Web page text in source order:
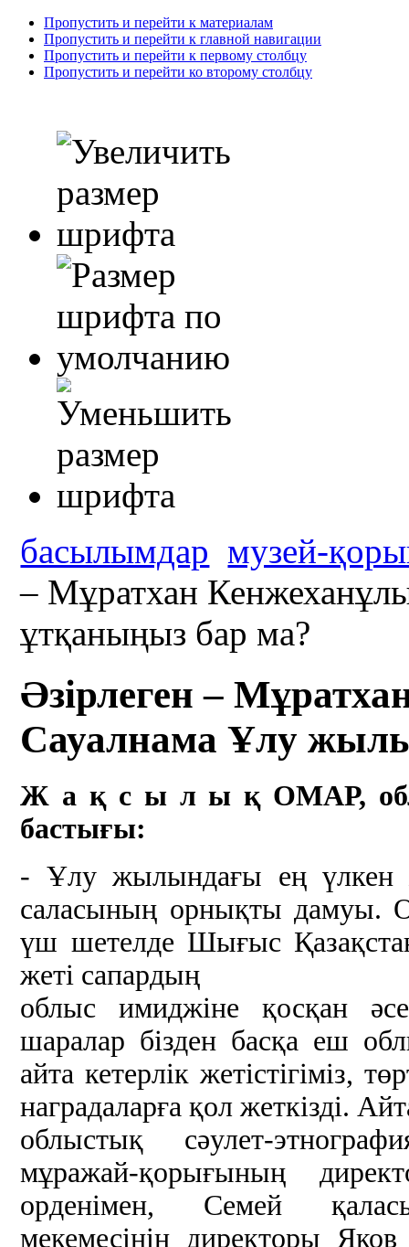
Пропустить и перейти к материалам
Пропустить и перейти к главной навигации
Пропустить и перейти к первому столбцу
Пропустить и перейти ко второму столбцу
басылымдар музей-
– Мұратхан
ұтқаныңыз бар ма?
Әзірлеген –
Сауалнама Ұлу
Ж а қ с ы л ы қ ОМАР,
бастығы:
- Ұлу жылындағы ең үлкен
саласының орнықты дамуы.
үш шетелде Шығыс
жеті сапардың
облыс имиджіне қосқан
шаралар бізден басқа еш
айта кетерлік жетістігіміз,
наградаларға қол жеткізді.
облыстық сәулет-
мұражай-қорығының
орденімен, Семей
мекемесінің директоры